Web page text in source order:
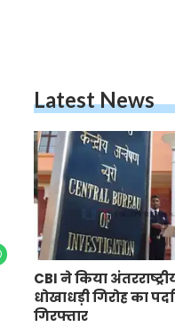
Latest News
CBI ने किया
धोखाधड़ी गिरोह का
गिरफ्तार